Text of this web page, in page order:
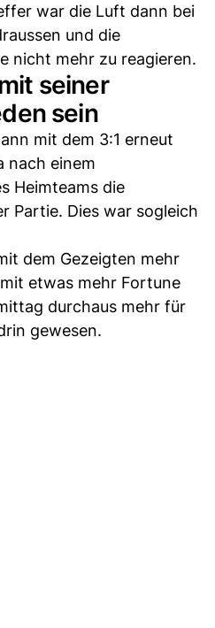
war die Luft dann bei
und die
nicht mehr zu reagieren.
seiner
sein
mit dem 3:1 erneut
nach einem
Heimteams die
Partie. Dies war sogleich
dem Gezeigten mehr
etwas mehr Fortune
durchaus mehr für
gewesen.